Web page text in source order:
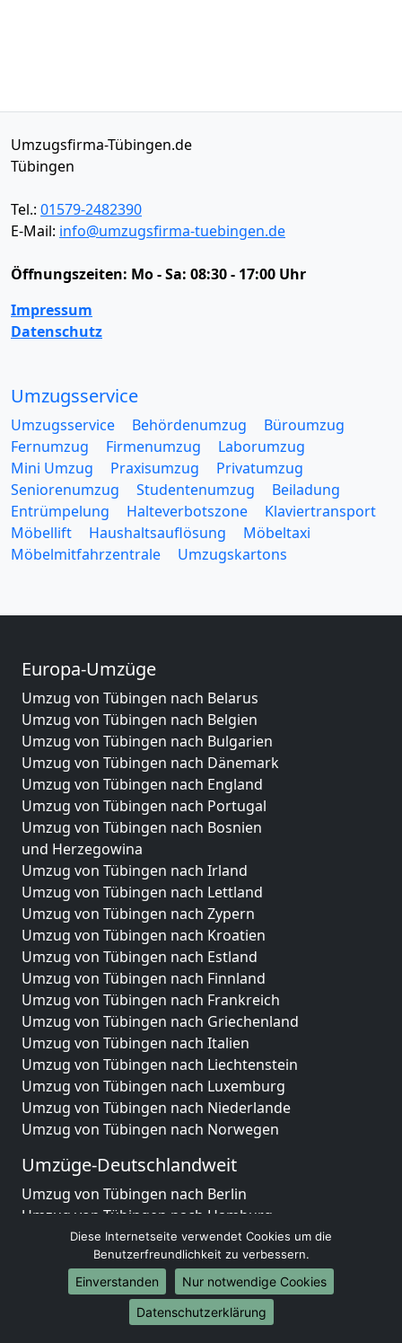
Umzugsfirma-Tübingen.de
Tübingen
Tel.: 01579-2482390
E-Mail: info@umzugsfirma-tuebingen.de
Öffnungszeiten: Mo - Sa: 08:30 - 17:00 Uhr
Impressum
Datenschutz
Umzugsservice
Umzugsservice Behördenumzug
Büroumzug
Fernumzug
Firmenumzug
Laborumzug
Mini Umzug
Praxisumzug
Privatumzug
Seniorenumzug
Studentenumzug
Beiladung
Entrümpelung
Halteverbotszone
Klaviertransport
Möbellift
Haushaltsauflösung
Möbeltaxi
Möbelmitfahrzentrale
Umzugskartons
Europa-Umzüge
Umzug von Tübingen nach Belarus
Umzug von Tübingen nach Belgien
Umzug von Tübingen nach Bulgarien
Umzug von Tübingen nach Dänemark
Umzug von Tübingen nach England
Umzug von Tübingen nach Portugal
Umzug von Tübingen nach Bosnien
und Herzegowina
Umzug von Tübingen nach Irland
Umzug von Tübingen nach Lettland
Umzug von Tübingen nach Zypern
Umzug von Tübingen nach Kroatien
Umzug von Tübingen nach Estland
Umzug von Tübingen nach Finnland
Umzug von Tübingen nach Frankreich
Umzug von Tübingen nach Griechenland
Umzug von Tübingen nach Italien
Umzug von Tübingen nach Liechtenstein
Umzug von Tübingen nach Luxemburg
Umzug von Tübingen nach Niederlande
Umzug von Tübingen nach Norwegen
Umzüge-Deutschlandweit
Umzug von Tübingen nach Berlin
Umzug von Tübingen nach Hamburg
Umzug von Tübingen nach München
Umzug von Tübingen nach Köln
Umzug von Tübingen nach Frankfurt am Main
Umzug von Tübingen nach Stuttgart
Umzug von Tübingen nach Düsseldorf
Diese Internetseite verwendet Cookies um die
Benutzerfreundlichkeit zu verbessern.
Einverstanden
Nur notwendige Cookies
Datenschutzerklärung